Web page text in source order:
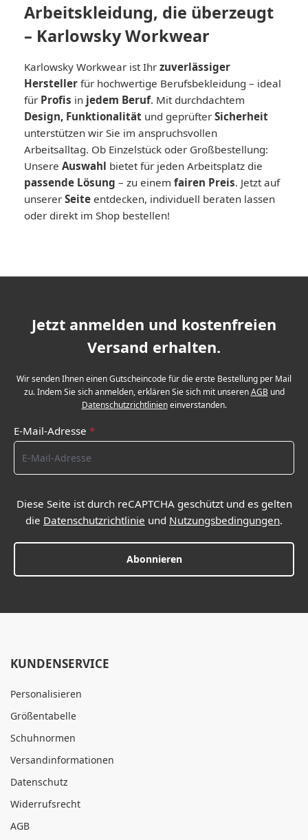
Arbeitskleidung, die überzeugt
– Karlowsky Workwear
Karlowsky Workwear ist Ihr zuverlässiger
Hersteller für hochwertige Berufsbekleidung – ideal
für Profis in jedem Beruf. Mit durchdachtem
Design, Funktionalität und geprüfter Sicherheit
unterstützen wir Sie im anspruchsvollen
Arbeitsalltag. Ob Einzelstück oder Großbestellung:
Unsere Auswahl bietet für jeden Arbeitsplatz die
passende Lösung – zu einem fairen Preis. Jetzt auf
unserer Seite entdecken, individuell beraten lassen
oder direkt im Shop bestellen!
Jetzt anmelden und kostenfreien
Versand erhalten.
Wir senden Ihnen einen Gutscheincode für die erste Bestellung per Mail
zu. Indem Sie sich anmelden, erklären Sie sich mit unserenAGBund
Datenschutzrichtlinieneinverstanden.
E-Mail-Adresse *
Diese Seite ist durch reCAPTCHA geschützt und es gelten
die Datenschutzrichtlinie und Nutzungsbedingungen.
Abonnieren
KUNDENSERVICE
Personalisieren
Größentabelle
Schuhnormen
Versandinformationen
Datenschutz
Widerrufsrecht
AGB